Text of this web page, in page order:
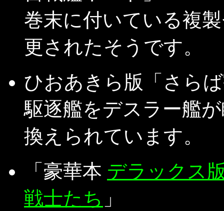
巻末に付いている複
更されたそうです。
ひおあきら版「さら
駆逐艦をデスラー艦
換えられています。
「豪華本 デラックス
戦士たち 」